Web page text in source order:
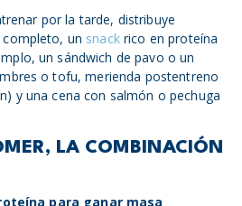
por la tarde, distribuye
un snackrico en proteína
un sándwich de pavo o un
o tofu, merienda postentreno
y una cena con salmón o pechuga
LA COMBINACIÓN
para ganar masa